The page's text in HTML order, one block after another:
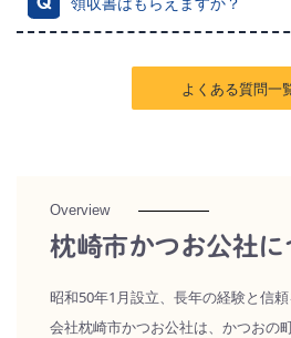
よくある質問
Overview
枕崎市かつお公社に
昭和50年1月設立、長年の経験と信
会社枕崎市かつお公社は、かつおの